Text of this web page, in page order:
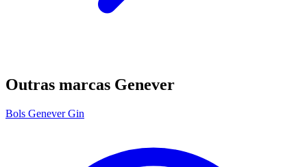
Outras marcas Genever
Bols Genever Gin